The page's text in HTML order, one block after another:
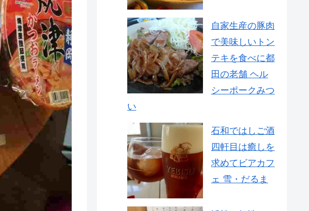
自家生産の豚肉
で美味しいトン
テキを食べに都
田の老舗 ヘル
シーポークみつ
い
石和ではしご酒
四軒目は癒しを
求めてビアカフ
ェ 雪・だるま